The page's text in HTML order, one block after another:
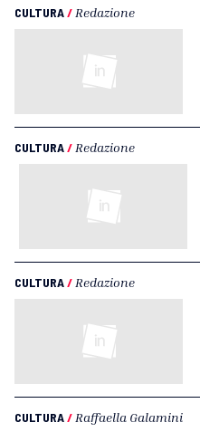
CULTURA/ Redazione
CULTURA/ Redazione
CULTURA/ Redazione
CULTURA/ Raffaella Galamini